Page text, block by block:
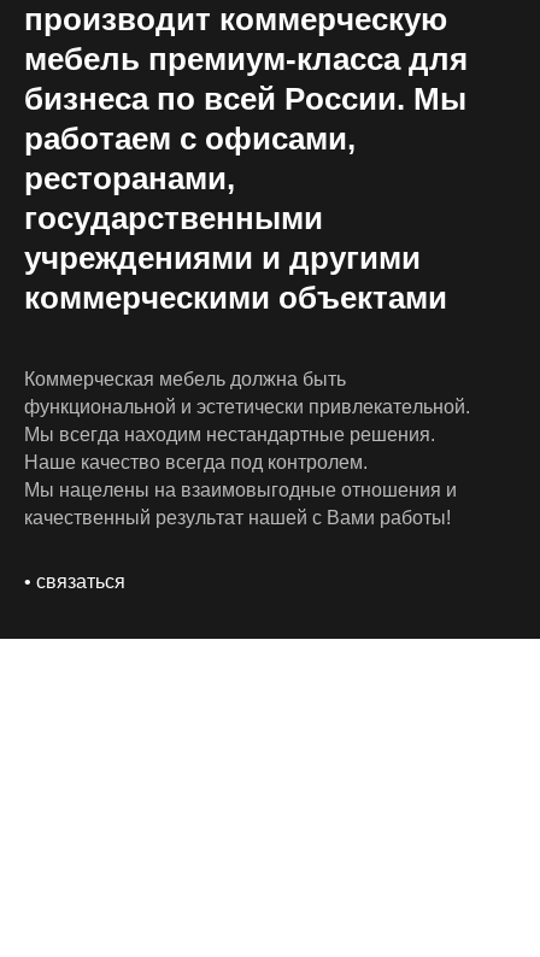
производит коммерческую
мебель премиум-класса для
бизнеса по всей России. Мы
работаем с офисами,
ресторанами,
государственными
учреждениями и другими
коммерческими объектами
Коммерческая мебель должна быть
функциональной и эстетически привлекательной.
Мы всегда находим нестандартные решения.
Наше качество всегда под контролем.
Мы нацелены на взаимовыгодные отношения и
качественный результат нашей с Вами работы!
• связаться